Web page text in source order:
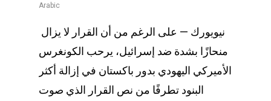
Arabic
منحازًا بشدة ضد إسرائيل، يرحب الكونغرس
الأميركي اليهودي بدور باكستان في إزالة أكثر
البنود تطرفًا من نص القرار الذي صوت